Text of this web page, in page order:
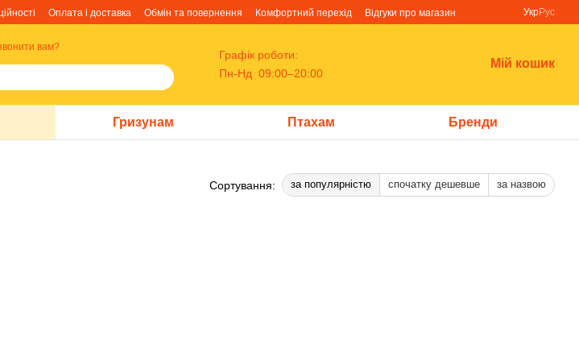
Оплата і доставка Обмін та повернення Комфортний перехід
Відгуки про магазин
УкрРус
вам?
Графік роботи:
Пн-Нд 09:00–20:00
Мій кошик
Гризунам Птахам Бренди
Сортування: за популярністю спочатку дешевше за назвою